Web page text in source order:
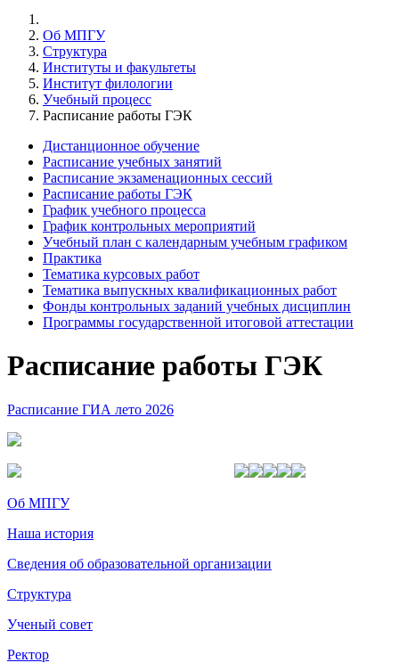
Об МПГУ
Структура
Институты и факультеты
Институт филологии
Учебный процесс
Расписание работы ГЭК
Дистанционное обучение
Расписание учебных занятий
Расписание экзаменационных сессий
Расписание работы ГЭК
График учебного процесса
График контрольных мероприятий
Учебный план с календарным учебным графиком
Практика
Тематика курсовых работ
Тематика выпускных квалификационных работ
Фонды контрольных заданий учебных дисциплин
Программы государственной итоговой аттестации
Расписание работы ГЭК
Расписание ГИА лето 2026
Об МПГУ
Наша история
Сведения об образовательной организации
Структура
Ученый совет
Ректор